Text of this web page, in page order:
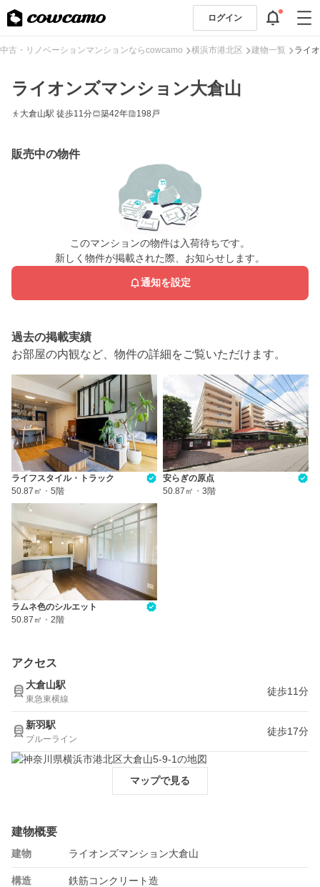
ログイン
中古・リノベーションマンションならcowcamo 横浜市港北区 建物一覧 ライ
ライオンズマンション大倉山
大倉山駅 徒歩11分 築42年 198戸
販売中の物件
このマンションの物件は入荷待ちです。
新しく物件が掲載された際、お知らせします。
通知を設定
過去の掲載実績
お部屋の内観など、物件の詳細をご覧いただけます。
ライフスタイル・トラック
50.87㎡ ・ 5階
安らぎの原点
50.87㎡ ・ 3階
ラムネ色のシルエット
50.87㎡ ・ 2階
アクセス
大倉山駅
東急東横線
徒歩11分
新羽駅
ブルーライン
徒歩17分
マップで見る
建物概要
建物 ライオンズマンション大倉山
構造 鉄筋コンクリート造